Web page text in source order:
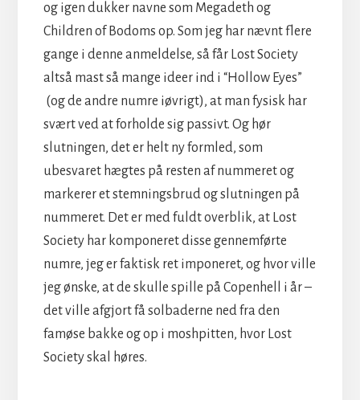
og igen dukker navne som Megadeth og
Children of Bodoms op. Som jeg har nævnt flere
gange i denne anmeldelse, så får Lost Society
altså mast så mange ideer ind i “Hollow Eyes”
(og de andre numre iøvrigt), at man fysisk har
svært ved at forholde sig passivt. Og hør
slutningen, det er helt ny formled, som
ubesvaret hægtes på resten af nummeret og
markerer et stemningsbrud og slutningen på
nummeret. Det er med fuldt overblik, at Lost
Society har komponeret disse gennemførte
numre, jeg er faktisk ret imponeret, og hvor ville
jeg ønske, at de skulle spille på Copenhell i år –
det ville afgjort få solbaderne ned fra den
famøse bakke og op i moshpitten, hvor Lost
Society skal høres.